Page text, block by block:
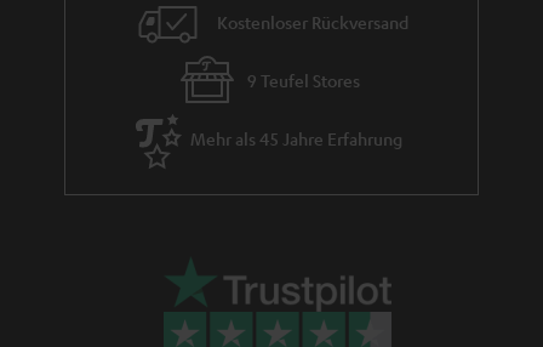
Kostenloser Rückversand
9 Teufel Stores
Mehr als 45 Jahre Erfahrung